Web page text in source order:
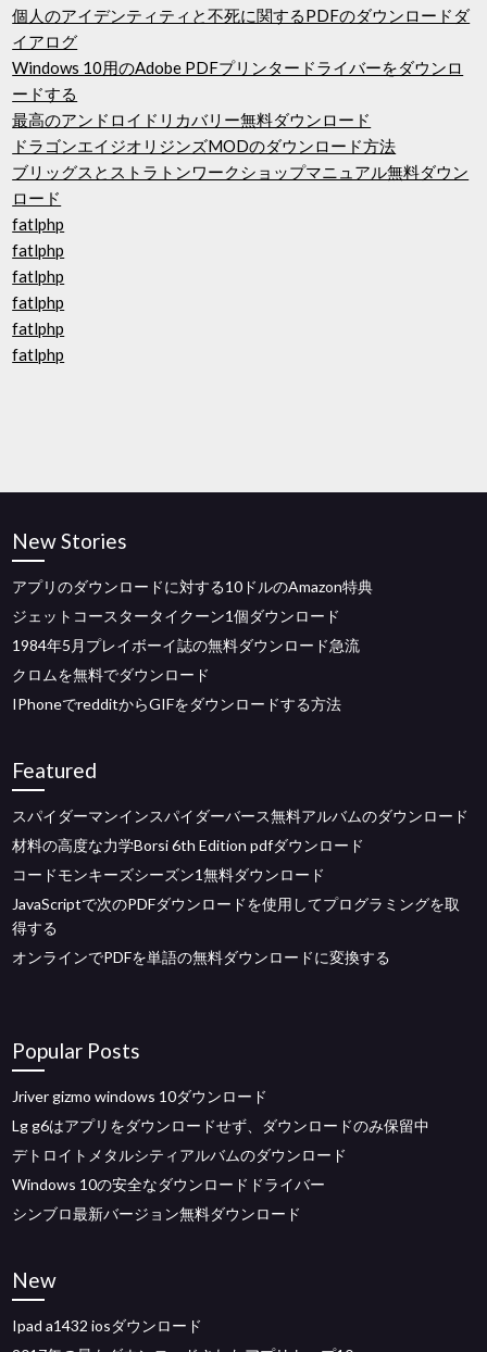
個人のアイデンティティと不死に関するPDFのダウンロードダ
イアログ
Windows 10用のAdobe PDFプリンタードライバーをダウンロ
ードする
最高のアンドロイドリカバリー無料ダウンロード
ドラゴンエイジオリジンズMODのダウンロード方法
ブリッグスとストラトンワークショップマニュアル無料ダウン
ロード
fatlphp
fatlphp
fatlphp
fatlphp
fatlphp
fatlphp
New Stories
アプリのダウンロードに対する10ドルのAmazon特典
ジェットコースタータイクーン1個ダウンロード
1984年5月プレイボーイ誌の無料ダウンロード急流
クロムを無料でダウンロード
IPhoneでredditからGIFをダウンロードする方法
Featured
スパイダーマンインスパイダーバース無料アルバムのダウンロード
材料の高度な力学Borsi 6th Edition pdfダウンロード
コードモンキーズシーズン1無料ダウンロード
JavaScriptで次のPDFダウンロードを使用してプログラミングを取
得する
オンラインでPDFを単語の無料ダウンロードに変換する
Popular Posts
Jriver gizmo windows 10ダウンロード
Lg g6はアプリをダウンロードせず、ダウンロードのみ保留中
デトロイトメタルシティアルバムのダウンロード
Windows 10の安全なダウンロードドライバー
シンブロ最新バージョン無料ダウンロード
New
Ipad a1432 iosダウンロード